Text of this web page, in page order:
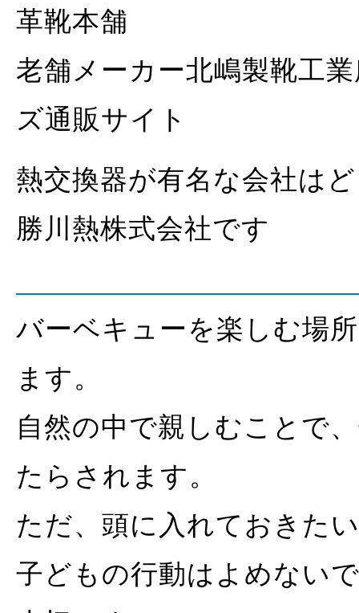
革靴本舗
老舗メーカー北嶋製靴工
ズ通販サイト
熱交換器が有名な会社は
勝川熱株式会社です
バーベキューを楽しむ場
ます。
自然の中で親しむことで
たらされます。
ただ、頭に入れておきた
子どもの行動はよめない